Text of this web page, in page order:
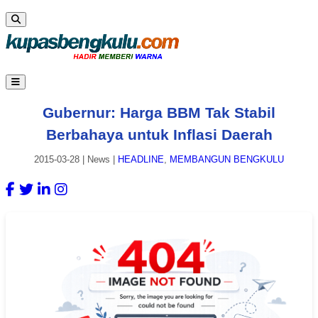
Gubernur: Harga BBM Tak Stabil
Berbahaya untuk Inflasi Daerah
2015-03-28 News HEADLINE, MEMBANGUN BENGKULU